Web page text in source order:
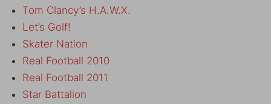
Tom Clancy’s H.A.W.X.
Let’s Golf!
Skater Nation
Real Football 2010
Real Football 2011
Star Battalion